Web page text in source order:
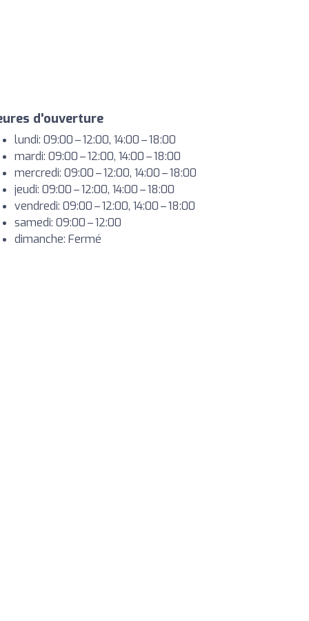
d'ouverture
lundi: 09:00 – 12:00, 14:00 – 18:00
mardi: 09:00 – 12:00, 14:00 – 18:00
mercredi: 09:00 – 12:00, 14:00 – 18:00
jeudi: 09:00 – 12:00, 14:00 – 18:00
vendredi: 09:00 – 12:00, 14:00 – 18:00
samedi: 09:00 – 12:00
dimanche: Fermé